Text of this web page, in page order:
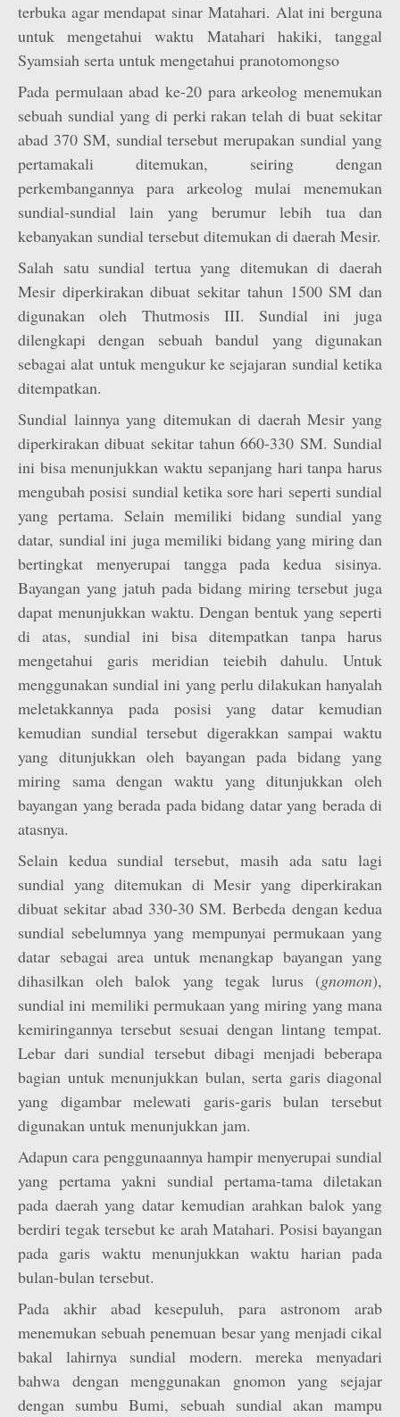
terbuka agar mendapat sinar Matahari. Alat ini berguna
untuk mengetahui waktu Matahari hakiki, tanggal
Syamsiah serta untuk mengetahui pranotomongso
Pada permulaan abad ke-20 para arkeolog menemukan
sebuah sundial yang di perki rakan telah di buat sekitar
abad 370 SM, sundial tersebut merupakan sundial yang
pertamakali ditemukan, seiring dengan
perkembangannya para arkeolog mulai menemukan
sundial-sundial lain yang berumur lebih tua dan
kebanyakan sundial tersebut ditemukan di daerah Mesir.
Salah satu sundial tertua yang ditemukan di daerah
Mesir diperkirakan dibuat sekitar tahun 1500 SM dan
digunakan oleh Thutmosis III. Sundial ini juga
dilengkapi dengan sebuah bandul yang digunakan
sebagai alat untuk mengukur ke sejajaran sundial ketika
ditempatkan.
Sundial lainnya yang ditemukan di daerah Mesir yang
diperkirakan dibuat sekitar tahun 660-330 SM. Sundial
ini bisa menunjukkan waktu sepanjang hari tanpa harus
mengubah posisi sundial ketika sore hari seperti sundial
yang pertama. Selain memiliki bidang sundial yang
datar, sundial ini juga memiliki bidang yang miring dan
bertingkat menyerupai tangga pada kedua sisinya.
Bayangan yang jatuh pada bidang miring tersebut juga
dapat menunjukkan waktu. Dengan bentuk yang seperti
di atas, sundial ini bisa ditempatkan tanpa harus
mengetahui garis meridian teiebih dahulu. Untuk
menggunakan sundial ini yang perlu dilakukan hanyalah
meletakkannya pada posisi yang datar kemudian
kemudian sundial tersebut digerakkan sampai waktu
yang ditunjukkan oleh bayangan pada bidang yang
miring sama dengan waktu yang ditunjukkan oleh
bayangan yang berada pada bidang datar yang berada di
atasnya.
Selain kedua sundial tersebut, masih ada satu lagi
sundial yang ditemukan di Mesir yang diperkirakan
dibuat sekitar abad 330-30 SM. Berbeda dengan kedua
sundial sebelumnya yang mempunyai permukaan yang
datar sebagai area untuk menangkap bayangan yang
dihasilkan oleh balok yang tegak lurus (gnomon),
sundial ini memiliki permukaan yang miring yang mana
kemiringannya tersebut sesuai dengan lintang tempat.
Lebar dari sundial tersebut dibagi menjadi beberapa
bagian untuk menunjukkan bulan, serta garis diagonal
yang digambar melewati garis-garis bulan tersebut
digunakan untuk menunjukkan jam.
Adapun cara penggunaannya hampir menyerupai sundial
yang pertama yakni sundial pertama-tama diletakan
pada daerah yang datar kemudian arahkan balok yang
berdiri tegak tersebut ke arah Matahari. Posisi bayangan
pada garis waktu menunjukkan waktu harian pada
bulan-bulan tersebut.
Pada akhir abad kesepuluh, para astronom arab
menemukan sebuah penemuan besar yang menjadi cikal
bakal lahirnya sundial modern. mereka menyadari
bahwa dengan menggunakan gnomon yang sejajar
dengan sumbu Bumi, sebuah sundial akan mampu